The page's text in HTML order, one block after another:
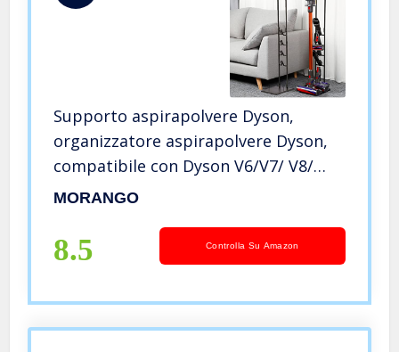
Supporto aspirapolvere Dyson,
organizzatore aspirapolvere Dyson,
compatibile con Dyson V6/V7/ V8/
V10/ V11/ DC58/ DC59/ DC62/ DC74,
forare la parete. Staffa Verticale.
MORANGO
8.5 Controlla Su Amazon